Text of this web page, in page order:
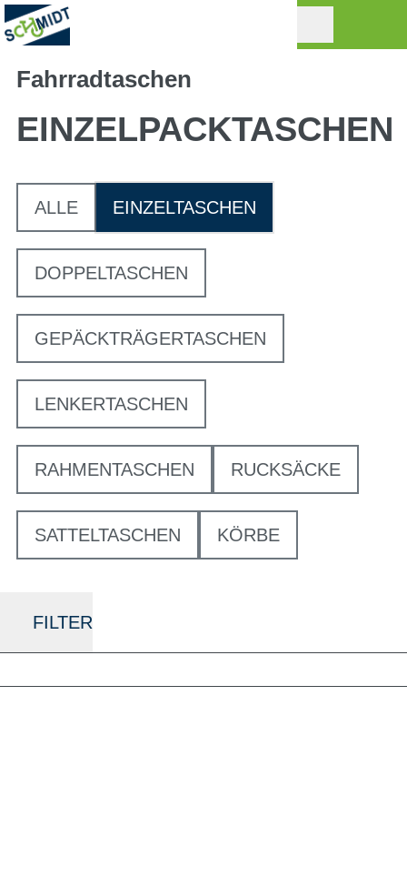
Fahrradtaschen
EINZELPACKTASCHEN
ALLE EINZELTASCHEN
DOPPELTASCHEN
GEPÄCKTRÄGERTASCHEN
LENKERTASCHEN
RAHMENTASCHEN RUCKSÄCKE
SATTELTASCHEN KÖRBE
FILTER